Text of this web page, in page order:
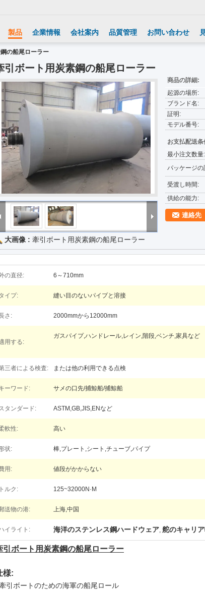
製品 企業情報 会社案内 品質管理 お問い合わせ
の船尾ローラー
引ボート用炭素鋼の船尾ローラー
大画像 : 牽引ボート用炭素鋼の船尾ローラー
商品の詳細:
起源の場所:
ブランド名:
証明:
モデル番号:
お支払配送条
最小注文数量:
パッケージの
受渡し時間:
供給の能力:
連絡先
の直径: 6～710mm
イプ: 縫い目のないパイプと溶接
さ: 2000mmから12000mm
用する:
ガスパイプ,ハンドレール,レイン,階段,ベンチ,家具など
三者による検査: または他の利用できる点検
ーワード: サメの口先/捕鯨船/捕鯨船
タンダード: ASTM,GB,JIS,ENなど
軟性: 高い
状: 棒,プレート,シート,チューブ,パイプ
用: 値段がかからない
ルク: 125~32000N·M
送物の港: 上海,中国
イライト: 海洋のステンレス鋼ハードウェア, 舵のキャリ
引ボート用炭素鋼の船尾ローラー
様:
引ボートのための海軍の船尾ロール